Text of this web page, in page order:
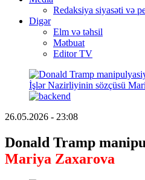
Redaksiya siyasəti və
Digər
Elm və təhsil
Mətbuat
Editor TV
26.05.2026 - 23:08
Donald Tramp
Mariya Zaxarova